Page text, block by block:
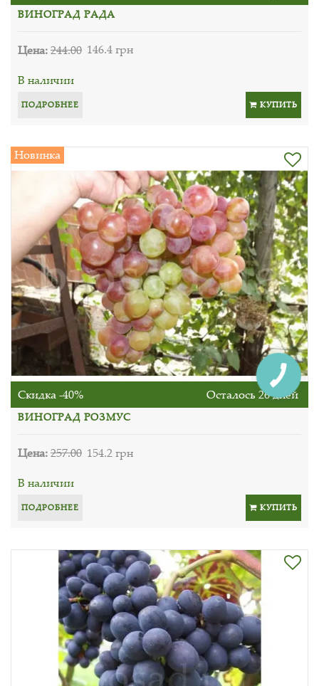
ВИНОГРАД РАДА
Цена:244.00 146.4 грн
В наличии
ПОДРОБНЕЕ КУПИТЬ
Новинка
Скидка -40% Осталось 26 дней
ВИНОГРАД РОЗМУС
Цена:257.00 154.2 грн
В наличии
ПОДРОБНЕЕ КУПИТЬ